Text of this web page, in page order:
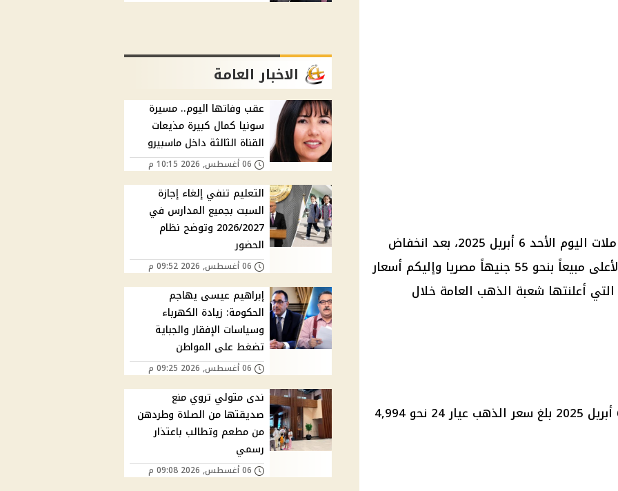
استقرت أسعار الذهب مع بداية تعاملات اليوم الأحد 6 أبريل 2025، بعد انخفاض
سابق أمس، حيث انخفض عيار 21 الأعلى مبيعاً بنحو 55 جنيهاً مصريا وإليكم أسعار
أعلنتها شعبة الذهب العامة خلال
وفي بداية التعاملات اليوم الأحد 6 أبريل 2025 بلغ سعر الذهب عيار 24 نحو 4,994
الاخبار العامة
عقب وفاتها اليوم.. مسيرة
سونيا كمال كبيرة مذيعات
القناة الثالثة داخل ماسبيرو
06 أغسطس, 2026 10:15 م
التعليم تنفي إلغاء إجازة
السبت بجميع المدارس في
2026/2027 وتوضح نظام
الحضور
06 أغسطس, 2026 09:52 م
إبراهيم عيسى يهاجم
الحكومة: زيادة الكهرباء
وسياسات الإفقار والجباية
تضغط على المواطن
06 أغسطس, 2026 09:25 م
ندى متولي تروي منع
صديقتها من الصلاة وطردهن
من مطعم وتطالب باعتذار
رسمي
06 أغسطس, 2026 09:08 م